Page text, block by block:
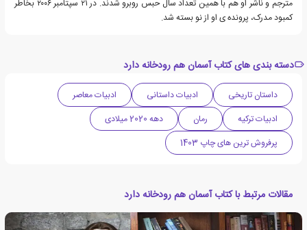
مترجم و ناشر او هم با همین تعداد سال حبس روبرو شدند. در ۲۱ سپتامبر ۲۰۰۶ بخاطر
کمبود مدرک، پرونده ی او از نو بسته شد.
دسته بندی های کتاب آسمان هم رودخانه دارد
داستان تاریخی ادبیات داستانی
ادبیات معاصر
ادبیات ترکیه
رمان
دهه 2020 میلادی
پرفروش ترین های چاپ 1403
مقالات مرتبط با کتاب آسمان هم رودخانه دارد